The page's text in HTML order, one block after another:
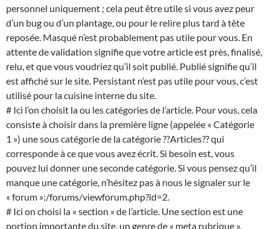
personnel uniquement ; cela peut être utile si vous avez peur
d’un bug ou d’un plantage, ou pour le relire plus tard à tête
reposée. Masqué n’est probablement pas utile pour vous. En
attente de validation signifie que votre article est près, finalisé,
relu, et que vous voudriez qu’il soit publié. Publié signifie qu’il
est affiché sur le site. Persistant n’est pas utile pour vous, c’est
utilisé pour la cuisine interne du site.
# Ici l’on choisit la ou les catégories de l’article. Pour vous, cela
consiste à choisir dans la première ligne (appelée « Catégorie
1 ») une sous catégorie de la catégorie ??Articles?? qui
corresponde à ce que vous avez écrit. Si besoin est, vous
pouvez lui donner une seconde catégorie. Si vous pensez qu’il
manque une catégorie, n’hésitez pas à nous le signaler sur le
« forum »:/forums/viewforum.php?id=2.
# Ici on choisi la « section » de l’article. Une section est une
portion importante du site, un genre de « meta rubrique ».